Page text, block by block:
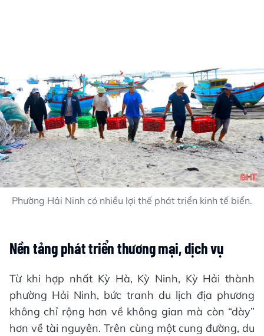
Phường Hải Ninh có nhiều lợi thế phát triển kinh tế biển.
Nền tảng phát triển thương mại, dịch vụ
Từ khi hợp nhất Kỳ Hà, Kỳ Ninh, Kỳ Hải thành
phường Hải Ninh, bức tranh du lịch địa phương
không chỉ rộng hơn về không gian mà còn “dày”
hơn về tài nguyên. Trên cùng một cung đường, du